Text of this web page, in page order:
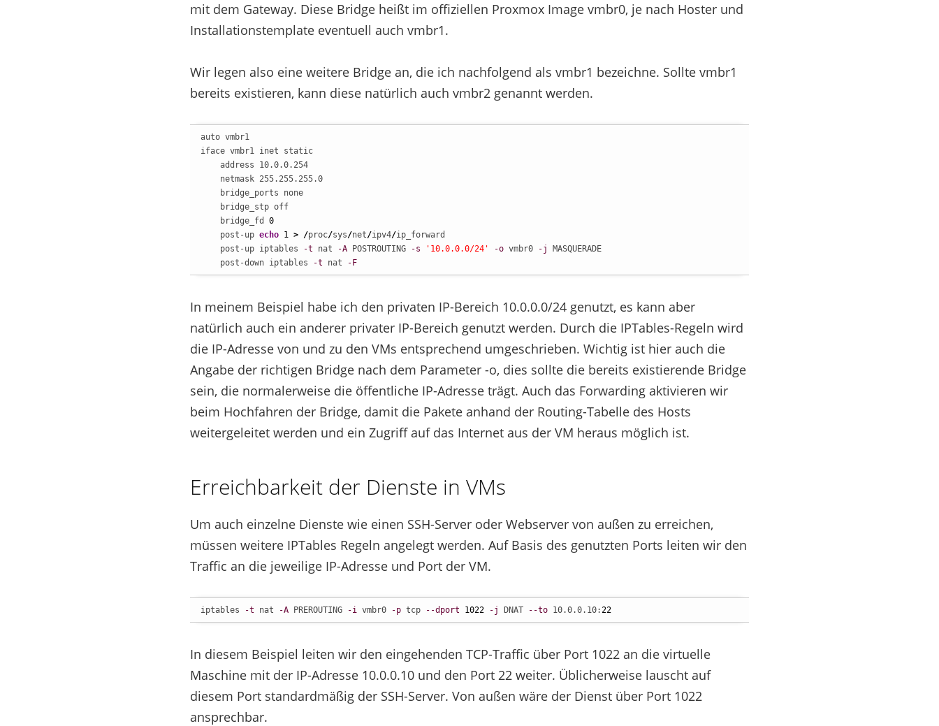
mit dem Gateway. Diese Bridge heißt im offiziellen Proxmox Image vmbr0, je nach Hoster und
Installationstemplate eventuell auch vmbr1.
Wir legen also eine weitere Bridge an, die ich nachfolgend als vmbr1 bezeichne. Sollte vmbr1
bereits existieren, kann diese natürlich auch vmbr2 genannt werden.
auto vmbr1
iface vmbr1 inet static
    address 10.0.0.254
    netmask 255.255.255.0
    bridge_ports none
    bridge_stp off
    bridge_fd
0
    post-up
echo 1 > /proc/sys/net/ipv4/ip_forward
    post-up iptables
-t nat -A POSTROUTING -s '10.0.0.0/24' -o vmbr0 -j
MASQUERADE
    post-down iptables
-t nat -F
In meinem Beispiel habe ich den privaten IP-Bereich 10.0.0.0/24 genutzt, es kann aber
natürlich auch ein anderer privater IP-Bereich genutzt werden. Durch die IPTables-Regeln wird
die IP-Adresse von und zu den VMs entsprechend umgeschrieben. Wichtig ist hier auch die
Angabe der richtigen Bridge nach dem Parameter -o, dies sollte die bereits existierende Bridge
sein, die normalerweise die öffentliche IP-Adresse trägt. Auch das Forwarding aktivieren wir
beim Hochfahren der Bridge, damit die Pakete anhand der Routing-Tabelle des Hosts
weitergeleitet werden und ein Zugriff auf das Internet aus der VM heraus möglich ist.
Erreichbarkeit der Dienste in VMs
Um auch einzelne Dienste wie einen SSH-Server oder Webserver von außen zu erreichen,
müssen weitere IPTables Regeln angelegt werden. Auf Basis des genutzten Ports leiten wir den
Traffic an die jeweilige IP-Adresse und Port der VM.
iptables -t nat -A PREROUTING -i vmbr0 -p tcp --dport 1022 -j DNAT --to 10.0.0.10:22
In diesem Beispiel leiten wir den eingehenden TCP-Traffic über Port 1022 an die virtuelle
Maschine mit der IP-Adresse 10.0.0.10 und den Port 22 weiter. Üblicherweise lauscht auf
diesem Port standardmäßig der SSH-Server. Von außen wäre der Dienst über Port 1022
ansprechbar.